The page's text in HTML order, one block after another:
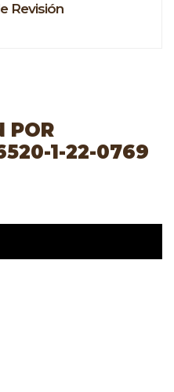
Revisión
POR
1-22-0769